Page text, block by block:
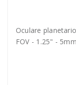
Oculare
FOV - 1.25" -